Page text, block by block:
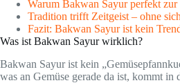
Warum Bakwan Sayur perfekt zur
Tradition trifft Zeitgeist – ohne
Fazit: Bakwan Sayur ist kein
Was ist Bakwan Sayur wirklich?
Bakwan Sayur ist kein
was an Gemüse gerade da ist, kommt